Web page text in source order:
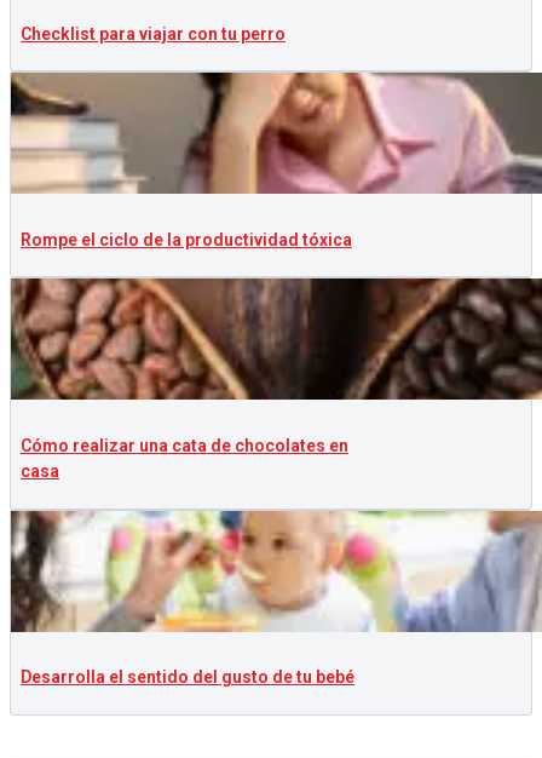
Checklist para viajar con tu perro
Rompe el ciclo de la productividad tóxica
Cómo realizar una cata de chocolates en
casa
Desarrolla el sentido del gusto de tu bebé